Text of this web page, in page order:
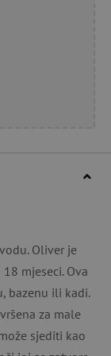
Oliver je
mjeseci. Ova
bazenu ili kadi.
za male
sjediti kao